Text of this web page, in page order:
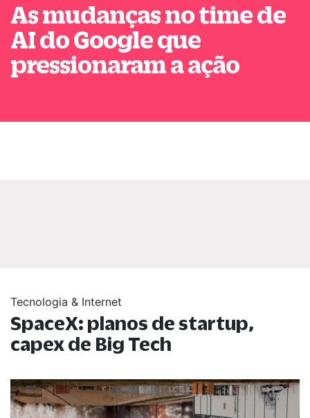
As mudanças no time de
AI do Google que
pressionaram a ação
Tecnologia & Internet
SpaceX: planos de startup,
capex de Big Tech